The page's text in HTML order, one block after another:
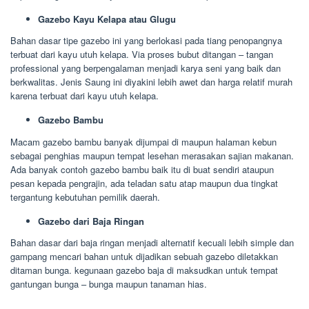
Gazebo Kayu Kelapa atau Glugu
Bahan dasar tipe gazebo ini yang berlokasi pada tiang penopangnya
terbuat dari kayu utuh kelapa. Via proses bubut ditangan – tangan
professional yang berpengalaman menjadi karya seni yang baik dan
berkwalitas. Jenis Saung ini diyakini lebih awet dan harga relatif murah
karena terbuat dari kayu utuh kelapa.
Gazebo Bambu
Macam gazebo bambu banyak dijumpai di maupun halaman kebun
sebagai penghias maupun tempat lesehan merasakan sajian makanan.
Ada banyak contoh gazebo bambu baik itu di buat sendiri ataupun
pesan kepada pengrajin, ada teladan satu atap maupun dua tingkat
tergantung kebutuhan pemilik daerah.
Gazebo dari Baja Ringan
Bahan dasar dari baja ringan menjadi alternatif kecuali lebih simple dan
gampang mencari bahan untuk dijadikan sebuah gazebo diletakkan
ditaman bunga. kegunaan gazebo baja di maksudkan untuk tempat
gantungan bunga – bunga maupun tanaman hias.